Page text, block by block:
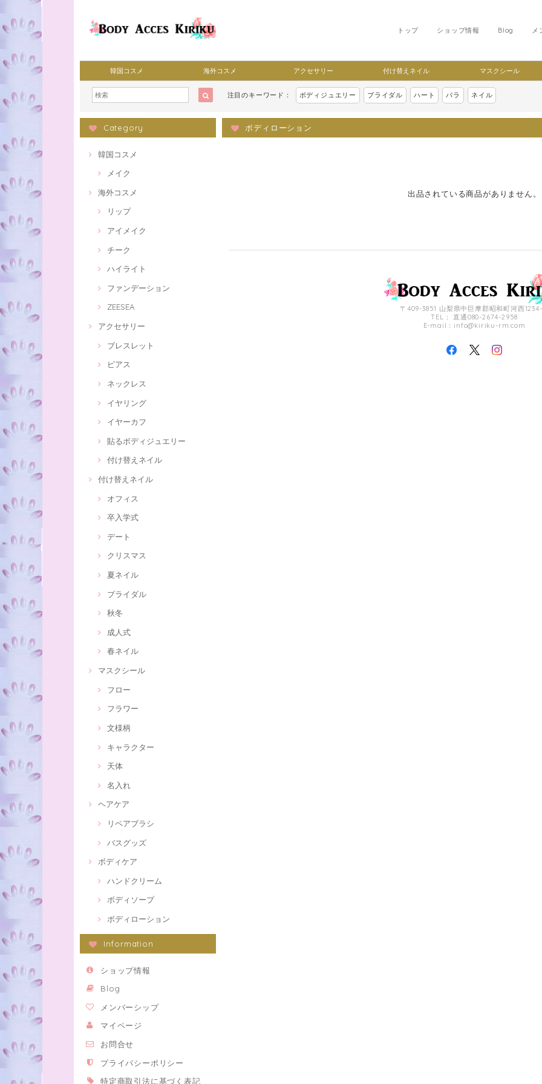
メ
Blog
ショップ情報
トップ
韓国コスメ 海外コスメ アクセサリー 付け替えネイル マスクシール
注目のキーワード： ボディジュエリー ブライダル ハート バラ ネイル
Category
韓国コスメ
メイク
海外コスメ
リップ
アイメイク
チーク
ハイライト
ファンデーション
ZEESEA
アクセサリー
ブレスレット
ピアス
ネックレス
イヤリング
イヤーカフ
貼るボディジュエリー
付け替えネイル
付け替えネイル
オフィス
卒入学式
デート
クリスマス
夏ネイル
ブライダル
秋冬
成人式
春ネイル
マスクシール
フロー
フラワー
文様柄
キャラクター
天体
名入れ
ヘアケア
リペアブラシ
バスグッズ
ボディケア
ハンドクリーム
ボディソープ
ボディローション
Information
ショップ情報
Blog
メンバーシップ
マイページ
お問合せ
プライバシーポリシー
特定商取引法に基づく表記
ボディローション
出品されている商品がありません。
〒409-3851 山梨県中巨摩郡昭和町河西
TEL： 直通080-2674-2958
E-mail： info@kiriku-rm.com